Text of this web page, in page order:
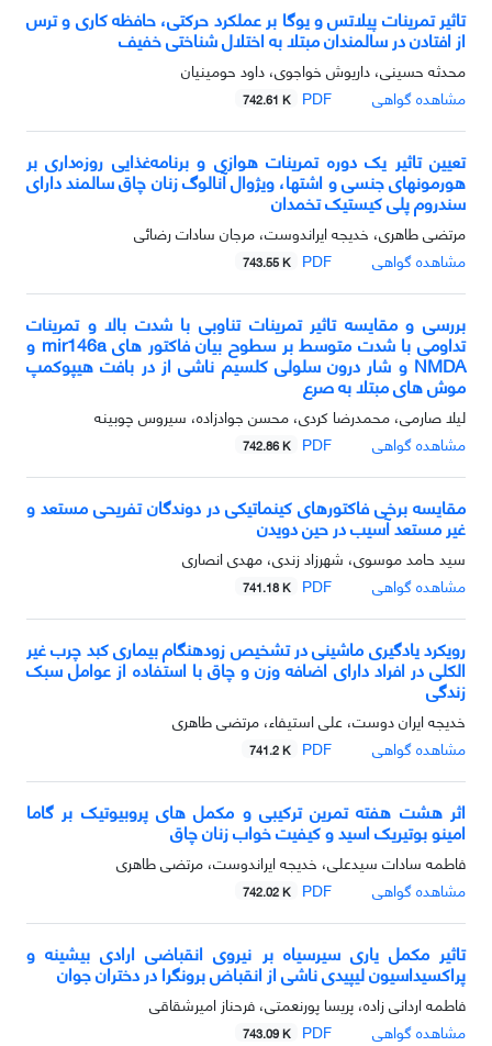
تاثیر تمرینات پیلاتس و یوگا بر عملکرد حرکتی، حافظه کاری و ترس
از افتادن در سالمندان مبتلا به اختلال شناختی خفیف
محدثه حسینی، داریوش خواجوی، داود حومینیان
مشاهده گواهی
PDF
742.61 K
تعیین تاثیر یک دوره تمرینات هوازی و برنامه‌غذایی روزه‌داری بر
هورمونهای جنسی و اشتها، ویژوال آنالوگ زنان چاق سالمند دارای
سندروم پلی کیستیک تخمدان
مرتضی طاهری، خدیجه ایراندوست، مرجان سادات رضائی
مشاهده گواهی
PDF
743.55 K
بررسی و مقایسه تاثیر تمرینات تناوبی با شدت بالا و تمرینات
تداومی با شدت متوسط بر سطوح بیان فاکتور های mir146a و
NMDA و شار درون سلولی کلسیم ناشی از در بافت هیپوکمپ
موش های مبتلا به صرع
لیلا صارمی، محمدرضا کردی، محسن جوادزاده، سیروس چوبینه
مشاهده گواهی
PDF
742.86 K
مقایسه برخی فاکتورهای کینماتیکی در دوندگان تفریحی مستعد و
غیر مستعد آسیب در حین دویدن
سید حامد موسوی، شهرزاد زندی، مهدی انصاری
مشاهده گواهی
PDF
741.18 K
رویکرد یادگیری ماشینی در تشخیص زودهنگام بیماری کبد چرب غیر
الکلی در افراد دارای اضافه وزن و چاق با استفاده از عوامل سبک
زندگی
خدیجه ایران دوست، علی استیفاء، مرتضی طاهری
مشاهده گواهی
PDF
741.2 K
اثر هشت هفته تمرین ترکیبی و مکمل های پروبیوتیک بر گاما
امینو بوتیریک اسید و کیفیت خواب زنان چاق
فاطمه سادات سیدعلی، خدیجه ایراندوست، مرتضی طاهری
مشاهده گواهی
PDF
742.02 K
تاثیر مکمل یاری سیرسیاه بر نیروی انقباضی ارادی بیشینه و
پراکسیداسیون لیپیدی ناشی از انقباض برونگرا در دختران جوان
فاطمه اردانی زاده، پریسا پورنعمتی، فرحناز امیرشقاقی
مشاهده گواهی
PDF
743.09 K